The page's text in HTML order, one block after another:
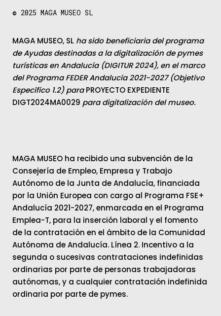
© 2025 MAGA MUSEO SL
MAGA MUSEO, SL ha sido beneficiaria del programa
de Ayudas destinadas a la digitalización de pymes
turísticas en Andalucía (DIGITUR 2024), en el marco
del Programa FEDER Andalucía 2021-2027 (Objetivo
Específico 1.2) paraPROYECTO EXPEDIENTE
DIGT2024MA0029 para digitalización del museo.
MAGA MUSEO ha recibido una subvención de la
Consejería de Empleo, Empresa y Trabajo
Autónomo de la Junta de Andalucía, financiada
por la Unión Europea con cargo al Programa FSE+
Andalucía 2021-2027, enmarcada en el Programa
Emplea-T, para la inserción laboral y el fomento
de la contratación en el ámbito de la Comunidad
Autónoma de Andalucía. Línea 2. Incentivo a la
segunda o sucesivas contrataciones indefinidas
ordinarias por parte de personas trabajadoras
autónomas, y a cualquier contratación indefinida
ordinaria por parte de pymes.